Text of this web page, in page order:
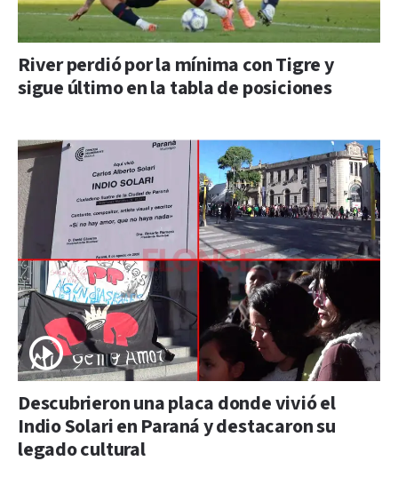
River perdió por la mínima con Tigre y
sigue último en la tabla de posiciones
Descubrieron una placa donde vivió el
Indio Solari en Paraná y destacaron su
legado cultural